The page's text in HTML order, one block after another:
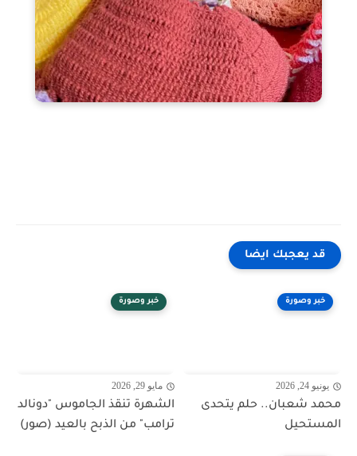
قد يعجبك ايضا
خبر وصورة
يونيو 24, 2026
محمد شعبان.. حلم يتحدى
المستحيل
خبر وصورة
مايو 29, 2026
الشهرة تنقذ الجاموس "دونالد
ترامب" من الذبح بالعيد (صور)